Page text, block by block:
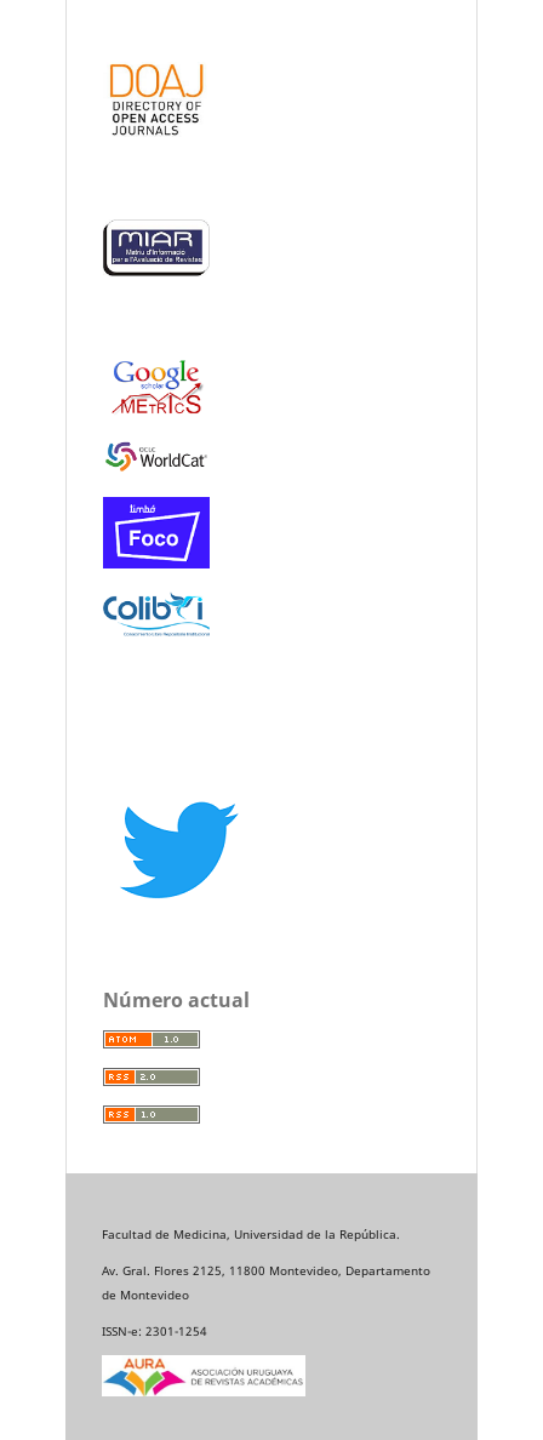
Número actual
Facultad de Medicina, Universidad de la República.
Av. Gral. Flores 2125, 11800 Montevideo, Departamento
de Montevideo
ISSN-e: 2301-1254